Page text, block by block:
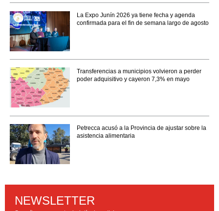
La Expo Junín 2026 ya tiene fecha y agenda
confirmada para el fin de semana largo de agosto
Transferencias a municipios volvieron a perder
poder adquisitivo y cayeron 7,3% en mayo
Petrecca acusó a la Provincia de ajustar sobre la
asistencia alimentaria
NEWSLETTER